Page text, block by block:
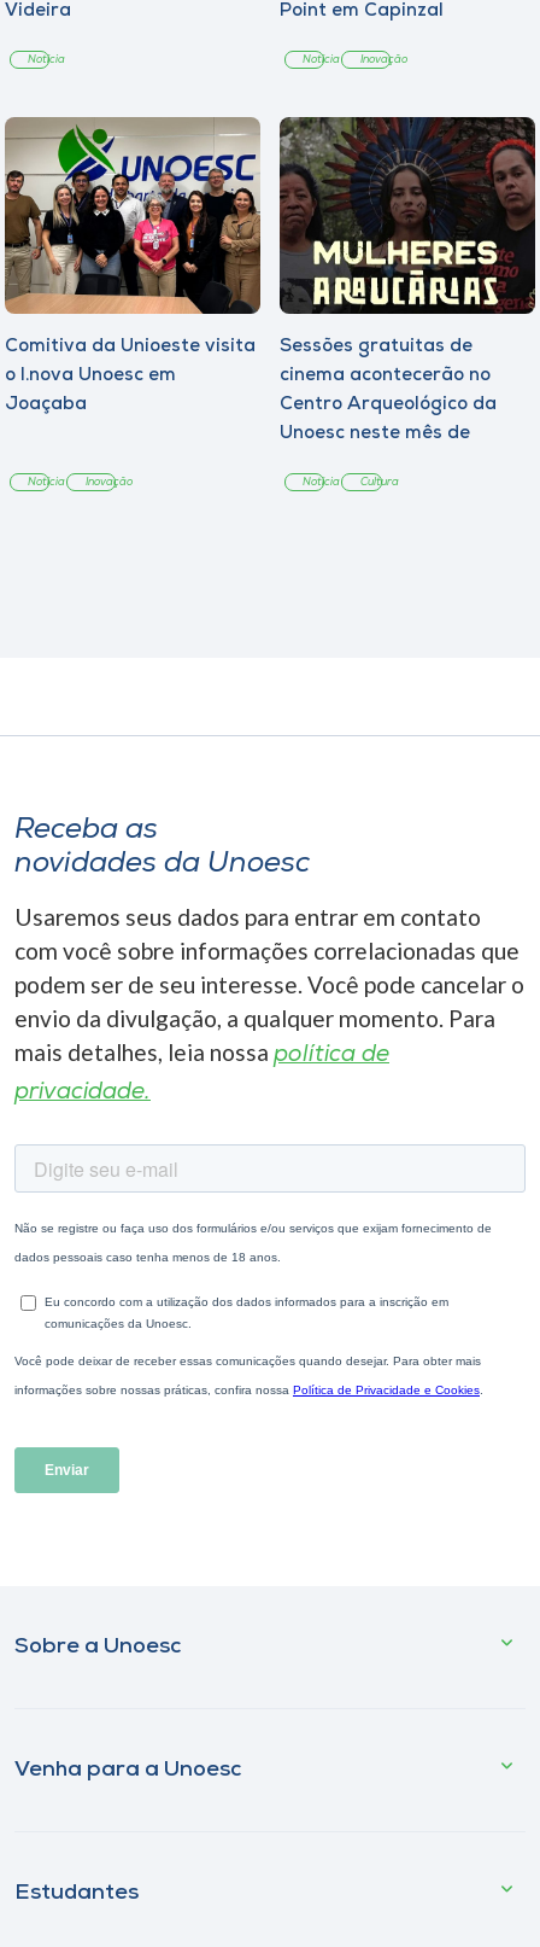
Videira
Notícia
Point em Capinzal
Notícia Inovação
Comitiva da Unioeste visita
o I.nova Unoesc em
Joaçaba
Notícia Inovação
Sessões gratuitas de
cinema acontecerão no
Centro Arqueológico da
Unoesc neste mês de
Notícia Cultura
Receba as
novidades da Unoesc
Usaremos seus dados para entrar em contato
com você sobre informações correlacionadas que
podem ser de seu interesse. Você pode cancelar o
envio da divulgação, a qualquer momento. Para
mais detalhes, leia nossa política de
privacidade.
Sobre a Unoesc
Venha para a Unoesc
Estudantes